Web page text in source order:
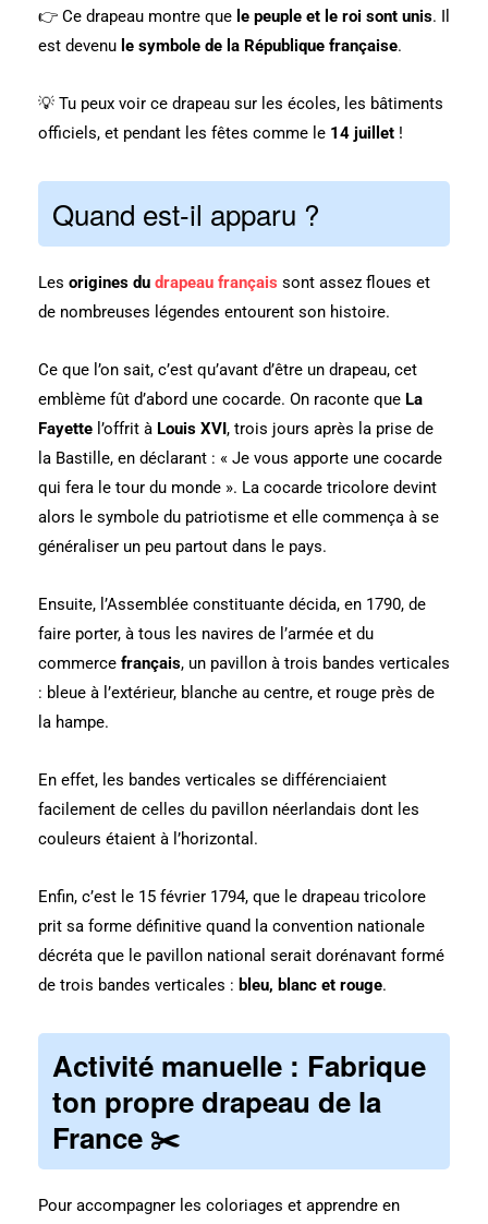
👉 Ce drapeau montre que le peuple et le roi sont unis. Il
est devenu le symbole de la République française.
💡 Tu peux voir ce drapeau sur les écoles, les bâtiments
officiels, et pendant les fêtes comme le 14 juillet !
Quand est-il apparu ?
Les origines du drapeau français sont assez floues et
de nombreuses légendes entourent son histoire.
Ce que l’on sait, c’est qu’avant d’être un drapeau, cet
emblème fût d’abord une cocarde. On raconte que La
Fayette l’offrit à Louis XVI, trois jours après la prise de
la Bastille, en déclarant : « Je vous apporte une cocarde
qui fera le tour du monde ». La cocarde tricolore devint
alors le symbole du patriotisme et elle commença à se
généraliser un peu partout dans le pays.
Ensuite, l’Assemblée constituante décida, en 1790, de
faire porter, à tous les navires de l’armée et du
commerce français, un pavillon à trois bandes verticales
: bleue à l’extérieur, blanche au centre, et rouge près de
la hampe.
En effet, les bandes verticales se différenciaient
facilement de celles du pavillon néerlandais dont les
couleurs étaient à l’horizontal.
Enfin, c’est le 15 février 1794, que le drapeau tricolore
prit sa forme définitive quand la convention nationale
décréta que le pavillon national serait dorénavant formé
de trois bandes verticales : bleu, blanc et rouge.
Activité manuelle : Fabrique
ton propre drapeau de la
France ✂️
Pour accompagner les coloriages et apprendre en